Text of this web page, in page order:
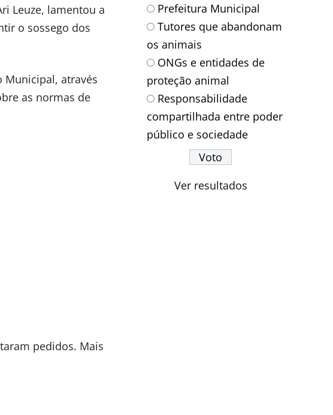
Leuze, lamentou a
o sossego dos
Municipal, através
as normas de
pedidos. Mais
Prefeitura Municipal
Tutores que abandonam
os animais
ONGs e entidades de
proteção animal
Responsabilidade
compartilhada entre poder
público e sociedade
Ver resultados